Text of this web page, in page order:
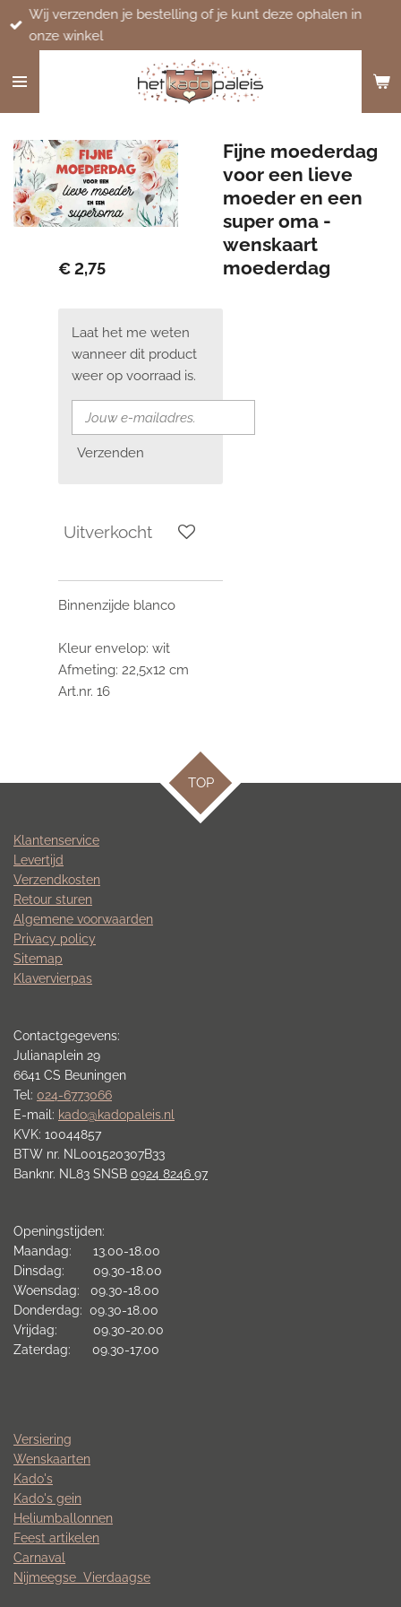
Ga
direct
de
Wij verzenden je bestelling of je kunt deze ophalen in
onze winkel
Fijne moederdag
voor een lieve
moeder en een
super oma -
wenskaart
moederdag
€ 2,75
Laat het me weten
wanneer dit product
weer op voorraad is.
Verzenden
Uitverkocht
Binnenzijde blanco
Kleur envelop: wit
Afmeting: 22,5x12 cm
Art.nr. 16
TOP
Klantenservice
Levertijd
Verzendkosten
Retour sturen
Algemene voorwaarden
Privacy policy
Sitemap
Klavervierpas
Contactgegevens:
Julianaplein 29
6641 CS Beuningen
Tel: 024-6773066
E-mail: kado@kadopaleis.nl
KVK: 10044857
BTW nr. NL001520307B33
Banknr. NL83 SNSB 0924 8246 97
Openingstijden:
Maandag: 13.00-18.00
Dinsdag: 09.30-18.00
Woensdag: 09.30-18.00
Donderdag: 09.30-18.00
Vrijdag: 09.30-20.00
Zaterdag: 09.30-17.00
Versiering
Wenskaarten
Kado's
Kado's gein
Heliumballonnen
Feest artikelen
Carnaval
Nijmeegse Vierdaagse